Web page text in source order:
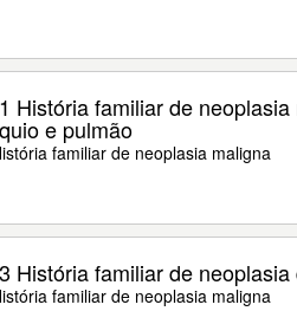
História familiar de
e pulmão
familiar de neoplasia maligna
História familiar de
familiar de neoplasia maligna